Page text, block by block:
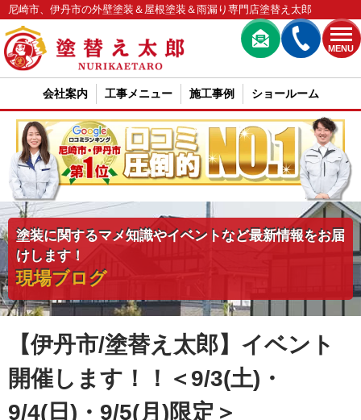
MENU
尼崎市、伊丹市の外壁塗装＆屋根塗装＆雨漏り専門店塗替え太郎
会社案内 工事メニュー 施工事例 ショールーム
塗装に関するマメ知識やイベントなど最新情報をお届
けします！
現場ブログ
【伊丹市/塗替え太郎】イベント
開催します！！＜9/3(土)・
9/4(日)・9/5(月)限定＞